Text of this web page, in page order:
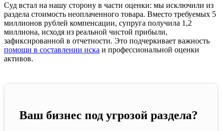
Суд встал на нашу сторону в части оценки: мы исключили из
раздела стоимость неоплаченного товара. Вместо требуемых 5
миллионов рублей компенсации, супруга получила 1,2
миллиона, исходя из реальной чистой прибыли,
зафиксированной в отчетности. Это подчеркивает важность
помощи в составлении иска и профессиональной оценки
активов.
Ваш бизнес под угрозой раздела?